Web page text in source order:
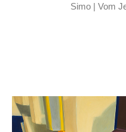
Simo | Vom